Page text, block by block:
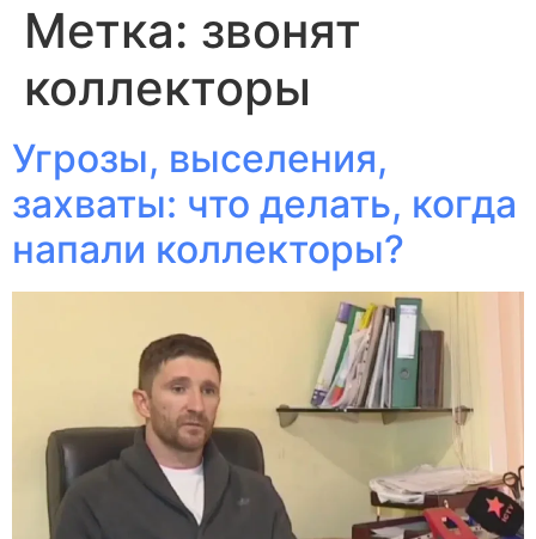
Метка: звонят
коллекторы
Угрозы, выселения,
захваты: что делать, когда
напали коллекторы?